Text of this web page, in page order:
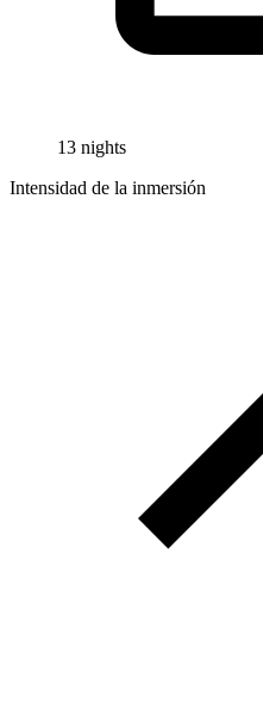
13 nights
Intensidad de la inmersión